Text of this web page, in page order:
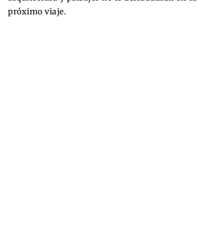
próximo viaje.